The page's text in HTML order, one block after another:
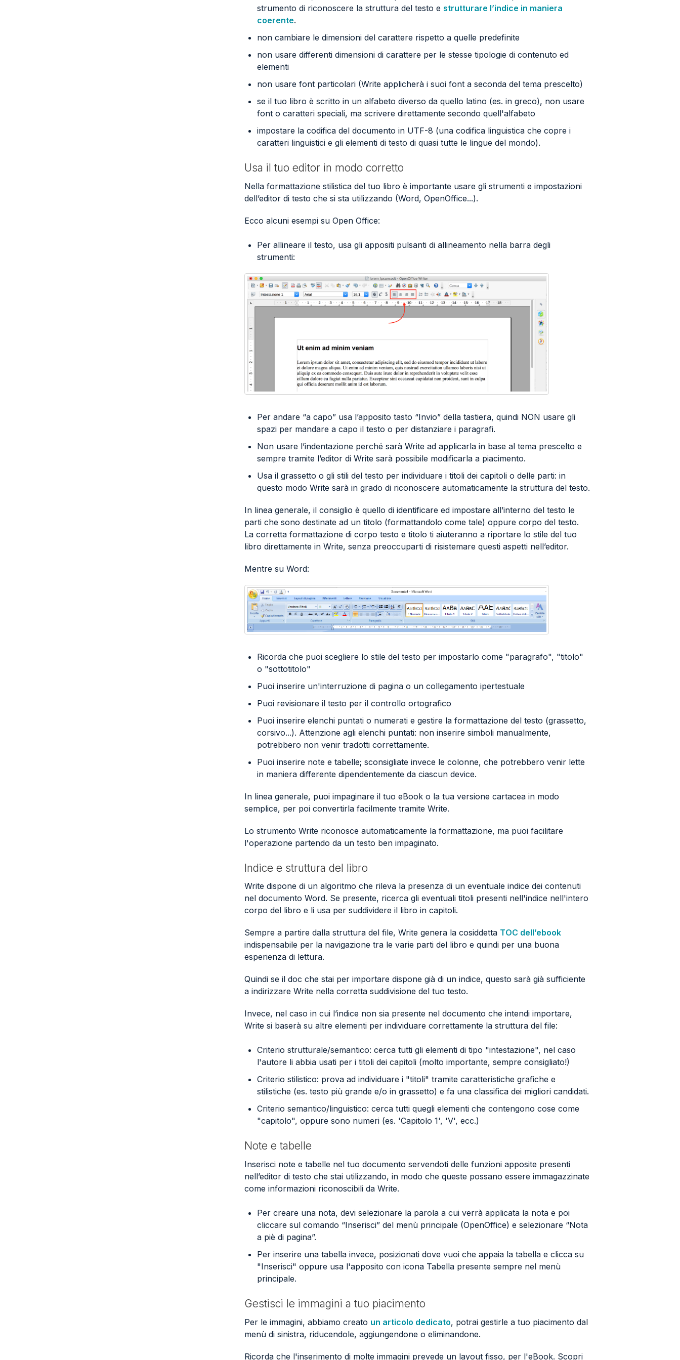
strumento di riconoscere la struttura del testo e strutturare l’indice in maniera
coerente.
non cambiare le dimensioni del carattere rispetto a quelle predefinite
non usare differenti dimensioni di carattere per le stesse tipologie di contenuto ed
elementi
non usare font particolari (Write applicherà i suoi font a seconda del tema prescelto)
se il tuo libro è scritto in un alfabeto diverso da quello latino (es. in greco), non usare
font o caratteri speciali, ma scrivere direttamente secondo quell'alfabeto
impostare la codifica del documento in UTF-8 (una codifica linguistica che copre i
caratteri linguistici e gli elementi di testo di quasi tutte le lingue del mondo).
Usa il tuo editor in modo corretto
Nella formattazione stilistica del tuo libro è importante usare gli strumenti e impostazioni
dell’editor di testo che si sta utilizzando (Word, OpenOffice...).
Ecco alcuni esempi su Open Office:
Per allineare il testo, usa gli appositi pulsanti di allineamento nella barra degli
strumenti:
Per andare “a capo” usa l’apposito tasto “Invio” della tastiera, quindi NON usare gli
spazi per mandare a capo il testo o per distanziare i paragrafi.
Non usare l’indentazione perché sarà Write ad applicarla in base al tema prescelto e
sempre tramite l’editor di Write sarà possibile modificarla a piacimento.
Usa il grassetto o gli stili del testo per individuare i titoli dei capitoli o delle parti: in
questo modo Write sarà in grado di riconoscere automaticamente la struttura del testo.
In linea generale, il consiglio è quello di identificare ed impostare all’interno del testo le
parti che sono destinate ad un titolo (formattandolo come tale) oppure corpo del testo.
La corretta formattazione di corpo testo e titolo ti aiuteranno a riportare lo stile del tuo
libro direttamente in Write, senza preoccuparti di risistemare questi aspetti nell’editor.
Mentre su Word:
Ricorda che puoi scegliere lo stile del testo per impostarlo come "paragrafo", "titolo"
o "sottotitolo"
Puoi inserire un'interruzione di pagina o un collegamento ipertestuale
Puoi revisionare il testo per il controllo ortografico
Puoi inserire elenchi puntati o numerati e gestire la formattazione del testo (grassetto,
corsivo...). Attenzione agli elenchi puntati: non inserire simboli manualmente,
potrebbero non venir tradotti correttamente.
Puoi inserire note e tabelle; sconsigliate invece le colonne, che potrebbero venir lette
in maniera differente dipendentemente da ciascun device.
In linea generale, puoi impaginare il tuo eBook o la tua versione cartacea in modo
semplice, per poi convertirla facilmente tramite Write.
Lo strumento Write riconosce automaticamente la formattazione, ma puoi facilitare
l'operazione partendo da un testo ben impaginato.
Indice e struttura del libro
Write dispone di un algoritmo che rileva la presenza di un eventuale indice dei contenuti
nel documento Word. Se presente, ricerca gli eventuali titoli presenti nell'indice nell'intero
corpo del libro e li usa per suddividere il libro in capitoli.
Sempre a partire dalla struttura del file, Write genera la cosiddetta TOC dell’ebook
indispensabile per la navigazione tra le varie parti del libro e quindi per una buona
esperienza di lettura.
Quindi se il doc che stai per importare dispone già di un indice, questo sarà già sufficiente
a indirizzare Write nella corretta suddivisione del tuo testo.
Invece, nel caso in cui l’indice non sia presente nel documento che intendi importare,
Write si baserà su altre elementi per individuare correttamente la struttura del file:
Criterio strutturale/semantico: cerca tutti gli elementi di tipo "intestazione", nel caso
l'autore li abbia usati per i titoli dei capitoli (molto importante, sempre consigliato!)
Criterio stilistico: prova ad individuare i "titoli" tramite caratteristiche grafiche e
stilistiche (es. testo più grande e/o in grassetto) e fa una classifica dei migliori candidati.
Criterio semantico/linguistico: cerca tutti quegli elementi che contengono cose come
"capitolo", oppure sono numeri (es. 'Capitolo 1', 'V', ecc.)
Note e tabelle
Inserisci note e tabelle nel tuo documento servendoti delle funzioni apposite presenti
nell’editor di testo che stai utilizzando, in modo che queste possano essere immagazzinate
come informazioni riconoscibili da Write.
Per creare una nota, devi selezionare la parola a cui verrà applicata la nota e poi
cliccare sul comando “Inserisci” del menù principale (OpenOffice) e selezionare “Nota
a piè di pagina”.
Per inserire una tabella invece, posizionati dove vuoi che appaia la tabella e clicca su
"Inserisci" oppure usa l'apposito con icona Tabella presente sempre nel menù
principale.
Gestisci le immagini a tuo piacimento
Per le immagini, abbiamo creato un articolo dedicato, potrai gestirle a tuo piacimento dal
menù di sinistra, riducendole, aggiungendone o eliminandone.
Ricorda che l'inserimento di molte immagini prevede un layout fisso, per l'eBook. Scopri